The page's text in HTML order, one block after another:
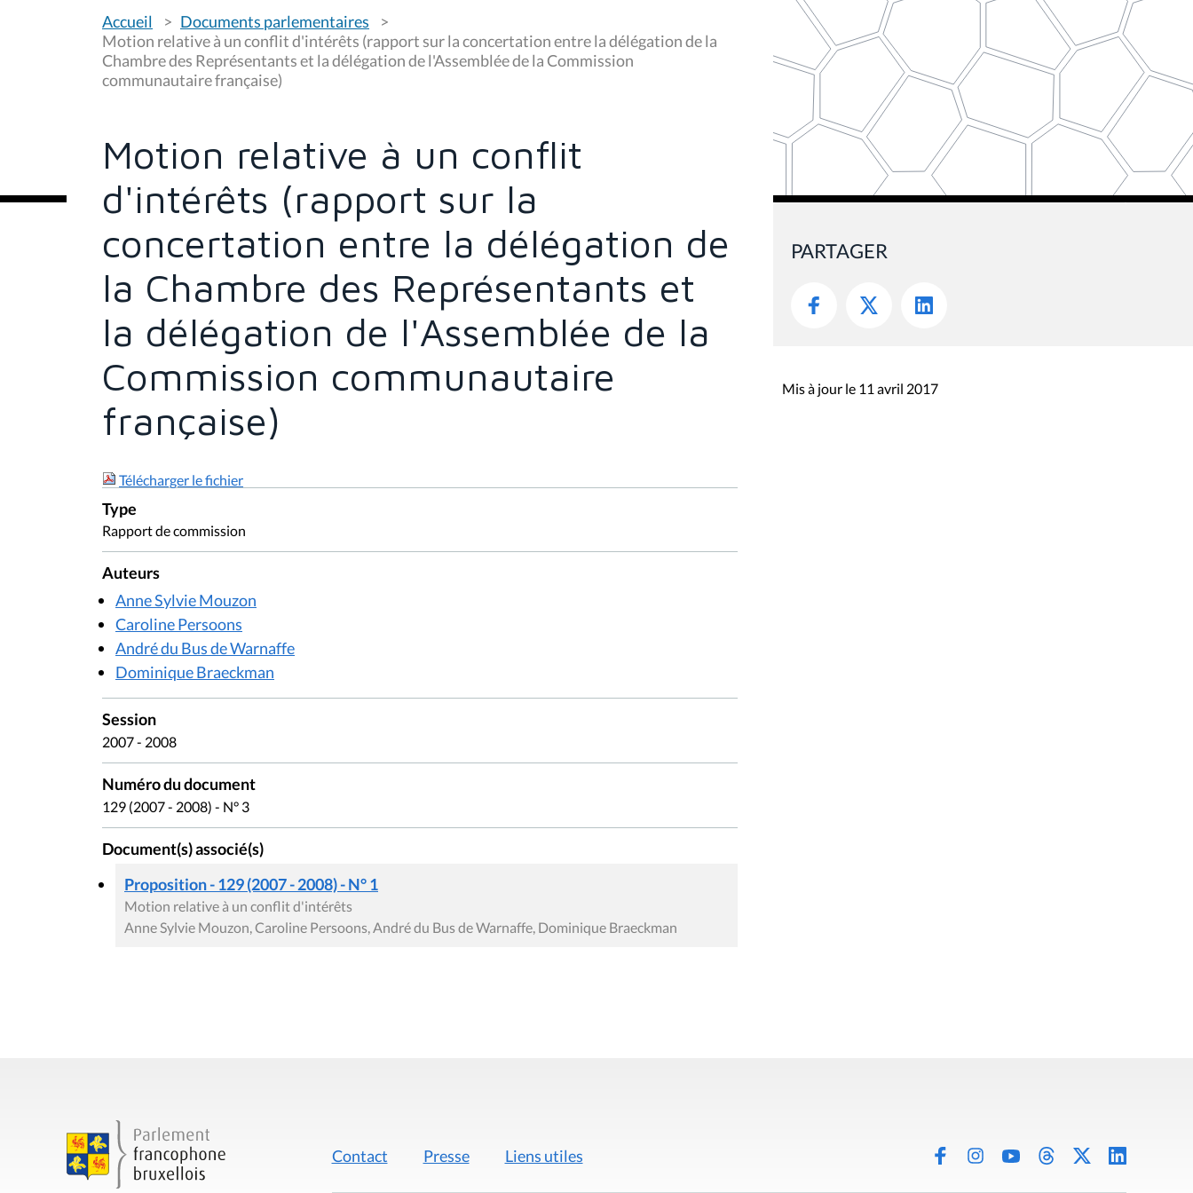
o
u
s
ê
t
Accueil
Documents parlementaires
Motion relative à un conflit d'intérêts (rapport sur la concertation entre la délégation de la
Chambre des Représentants et la délégation de l'Assemblée de la Commission
communautaire française)
Motion relative à un conflit
d'intérêts (rapport sur la
concertation entre la délégation de
la Chambre des Représentants et
la délégation de l'Assemblée de la
Commission communautaire
française)
Télécharger le fichier
Type
Rapport de commission
Auteurs
Anne Sylvie Mouzon
Caroline Persoons
André du Bus de Warnaffe
Dominique Braeckman
Session
2007 - 2008
Numéro du document
129 (2007 - 2008) - N° 3
Document(s) associé(s)
Proposition - 129 (2007 - 2008) - N° 1
Motion relative à un conflit d'intérêts
Anne Sylvie Mouzon, Caroline Persoons, André du Bus de Warnaffe, Dominique Braeckman
PARTAGER
Mis à jour le 11 avril 2017
Contact Presse Liens utiles